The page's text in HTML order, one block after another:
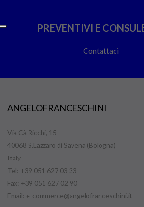
PREVENTIVI E
Contattaci
ANGELOFRANCESCHINI
Via Cà Ricchi, 15
40068 S.Lazzaro di Savena (Bologna)
Italy
Tel: +39 051 627 03 33
Fax: +39 051 627 02 90
Email: e-commerce@angelofranceschini.it